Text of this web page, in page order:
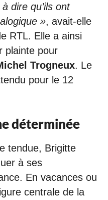
dire qu’ils ont
», avait-elle
RTL. Elle a ainsi
plainte pour
Trogneux. Le
pour le 12
déterminée
tendue, Brigitte
à ses
En vacances ou
centrale de la